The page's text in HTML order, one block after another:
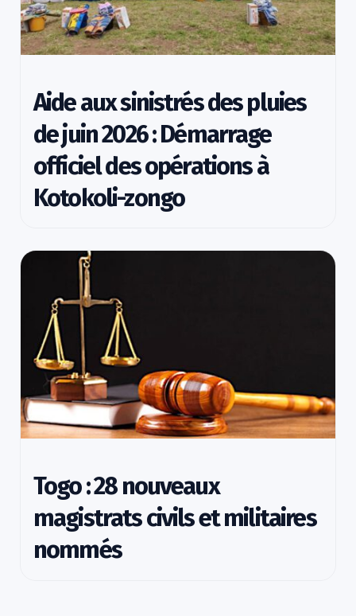
Aide aux sinistrés des pluies
de juin 2026 : Démarrage
officiel des opérations à
Kotokoli-zongo
Togo : 28 nouveaux
magistrats civils et militaires
nommés